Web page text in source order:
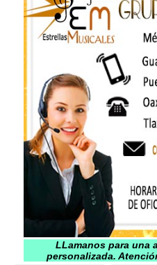
LLamanos para una
personalizada.